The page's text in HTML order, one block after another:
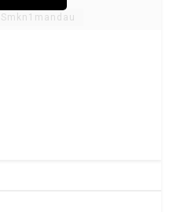
Smkn1mandau